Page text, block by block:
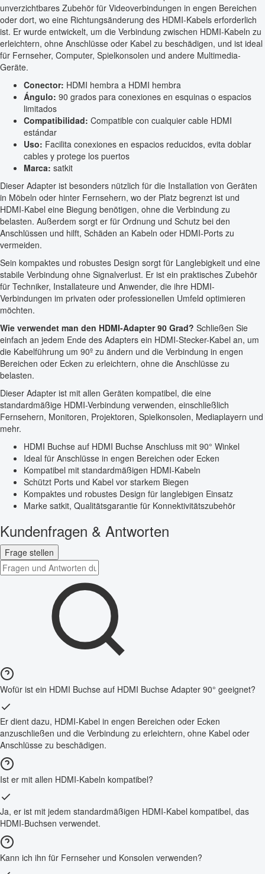
unverzichtbares Zubehör für Videoverbindungen in engen Bereichen
oder dort, wo eine Richtungsänderung des HDMI-Kabels erforderlich
ist. Er wurde entwickelt, um die Verbindung zwischen HDMI-Kabeln zu
erleichtern, ohne Anschlüsse oder Kabel zu beschädigen, und ist ideal
für Fernseher, Computer, Spielkonsolen und andere Multimedia-
Geräte.
Conector: HDMI hembra a HDMI hembra
Ángulo: 90 grados para conexiones en esquinas o espacios
limitados
Compatibilidad: Compatible con cualquier cable HDMI
estándar
Uso: Facilita conexiones en espacios reducidos, evita doblar
cables y protege los puertos
Marca: satkit
Dieser Adapter ist besonders nützlich für die Installation von Geräten
in Möbeln oder hinter Fernsehern, wo der Platz begrenzt ist und
HDMI-Kabel eine Biegung benötigen, ohne die Verbindung zu
belasten. Außerdem sorgt er für Ordnung und Schutz bei den
Anschlüssen und hilft, Schäden an Kabeln oder HDMI-Ports zu
vermeiden.
Sein kompaktes und robustes Design sorgt für Langlebigkeit und eine
stabile Verbindung ohne Signalverlust. Er ist ein praktisches Zubehör
für Techniker, Installateure und Anwender, die ihre HDMI-
Verbindungen im privaten oder professionellen Umfeld optimieren
möchten.
Wie verwendet man den HDMI-Adapter 90 Grad? Schließen Sie
einfach an jedem Ende des Adapters ein HDMI-Stecker-Kabel an, um
die Kabelführung um 90º zu ändern und die Verbindung in engen
Bereichen oder Ecken zu erleichtern, ohne die Anschlüsse zu
belasten.
Dieser Adapter ist mit allen Geräten kompatibel, die eine
standardmäßige HDMI-Verbindung verwenden, einschließlich
Fernsehern, Monitoren, Projektoren, Spielkonsolen, Mediaplayern und
mehr.
HDMI Buchse auf HDMI Buchse Anschluss mit 90° Winkel
Ideal für Anschlüsse in engen Bereichen oder Ecken
Kompatibel mit standardmäßigen HDMI-Kabeln
Schützt Ports und Kabel vor starkem Biegen
Kompaktes und robustes Design für langlebigen Einsatz
Marke satkit, Qualitätsgarantie für Konnektivitätszubehör
Kundenfragen & Antworten
Frage stellen
Wofür ist ein HDMI Buchse auf HDMI Buchse Adapter 90° geeignet?
Er dient dazu, HDMI-Kabel in engen Bereichen oder Ecken
anzuschließen und die Verbindung zu erleichtern, ohne Kabel oder
Anschlüsse zu beschädigen.
Ist er mit allen HDMI-Kabeln kompatibel?
Ja, er ist mit jedem standardmäßigen HDMI-Kabel kompatibel, das
HDMI-Buchsen verwendet.
Kann ich ihn für Fernseher und Konsolen verwenden?